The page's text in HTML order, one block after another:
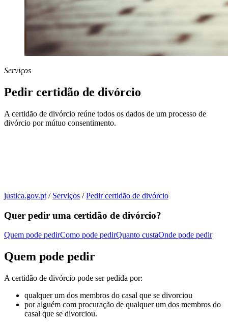
Serviços
Pedir certidão de divórcio
A certidão de divórcio reúne todos os dados de um processo de
divórcio por mútuo consentimento.
justica.gov.pt / Serviços /Pedir certidão de divórcio
Quer pedir uma certidão de divórcio?
Quem pode pedirComo pode pedirQuanto custaOnde pode pedir
Quem pode pedir
A certidão de divórcio pode ser pedida por:
qualquer um dos membros do casal que se divorciou
por alguém com procuração de qualquer um dos membros do
casal que se divorciou.